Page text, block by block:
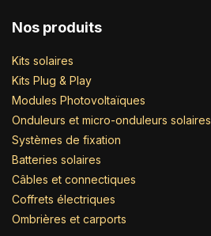
Nos produits
Kits solaires
Kits Plug & Play
Modules Photovoltaïques
Onduleurs et micro-onduleurs solaires
Systèmes de fixation
Batteries solaires
Câbles et connectiques
Coffrets électriques
Ombrières et carports